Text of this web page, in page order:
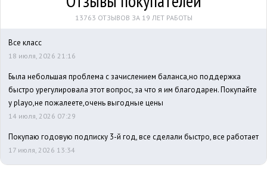
13763 ОТЗЫВОВ ЗА 19 ЛЕТ РАБОТЫ
Все класс
18 июля, 2026 21:16
Была небольшая проблема с зачислением баланса,но поддержка
быстро урегулировала этот вопрос, за что я им благодарен. Покупайте
у playo,не пожалеете,очень выгодные цены
14 июля, 2026 07:29
Покупаю годовую подписку 3-й год, все сделали быстро, все работает
17 июля, 2026 13:34